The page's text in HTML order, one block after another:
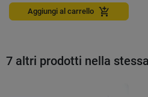
Aggiungi al carrello add_shopping_cart
7 altri prodotti nella